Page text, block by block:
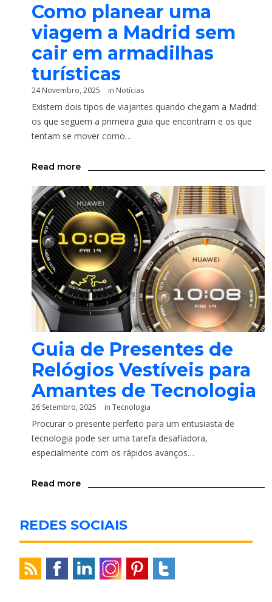
Como planear uma
viagem a Madrid sem
cair em armadilhas
turísticas
24 Novembro, 2025 in Notícias
Existem dois tipos de viajantes quando chegam a Madrid:
os que seguem a primeira guia que encontram e os que
tentam se mover como…
Read more
Guia de Presentes de
Relógios Vestíveis para
Amantes de Tecnologia
26 Setembro, 2025 in Tecnologia
Procurar o presente perfeito para um entusiasta de
tecnologia pode ser uma tarefa desafiadora,
especialmente com os rápidos avanços…
Read more
REDES SOCIAIS